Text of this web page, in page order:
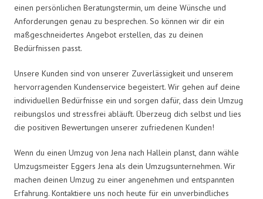
einen persönlichen Beratungstermin, um deine Wünsche und
Anforderungen genau zu besprechen. So können wir dir ein
maßgeschneidertes Angebot erstellen, das zu deinen
Bedürfnissen passt.
Unsere Kunden sind von unserer Zuverlässigkeit und unserem
hervorragenden Kundenservice begeistert. Wir gehen auf deine
individuellen Bedürfnisse ein und sorgen dafür, dass dein Umzug
reibungslos und stressfrei abläuft. Überzeug dich selbst und lies
die positiven Bewertungen unserer zufriedenen Kunden!
Wenn du einen Umzug von Jena nach Hallein planst, dann wähle
Umzugsmeister Eggers Jena als dein Umzugsunternehmen. Wir
machen deinen Umzug zu einer angenehmen und entspannten
Erfahrung. Kontaktiere uns noch heute für ein unverbindliches